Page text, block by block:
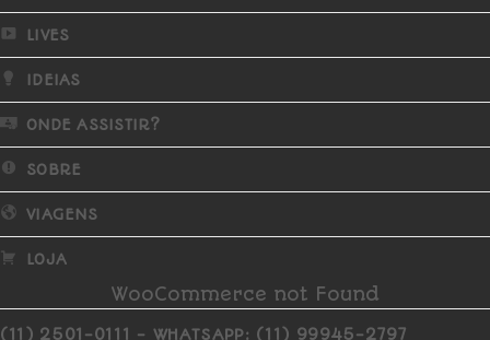
LIVES
IDEIAS
ONDE ASSISTIR?
SOBRE
VIAGENS
LOJA
WooCommerce not Found
(11) 2501-0111 - WHATSAPP: (11) 99945-2797